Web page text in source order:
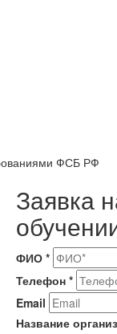
ФСБ РФ
Заявка
ФИО *
Телефон *
Email
Название